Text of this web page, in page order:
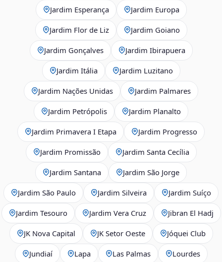
Jardim Esperança Jardim Europa
Jardim Flor de Liz Jardim Goiano
Jardim Gonçalves Jardim Ibirapuera
Jardim Itália Jardim Luzitano
Jardim Nações Unidas Jardim Palmares
Jardim Petrópolis Jardim Planalto
Jardim Primavera I Etapa Jardim Progresso
Jardim Promissão Jardim Santa Cecília
Jardim Santana Jardim São Jorge
Jardim São Paulo Jardim Silveira Jardim Suíço
Jardim Tesouro Jardim Vera Cruz Jibran El Hadj
JK Nova Capital JK Setor Oeste Jóquei Club
Jundiaí Lapa Las Palmas Lourdes